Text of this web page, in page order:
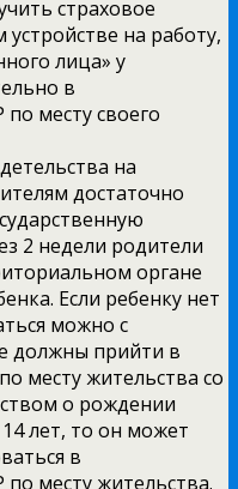
страховое
на работу,
лица» у
в
месту своего
на
достаточно
2 недели родители
органе
Если ребенку нет
можно с
должны прийти в
месту жительства со
о рождении
лет, то он может
в
месту жительства.